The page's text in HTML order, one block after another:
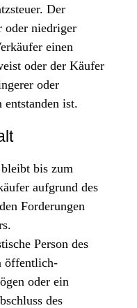
Der
oder niedriger
einen
oder der Käufer
oder
entstanden ist.
bis zum
aufgrund des
Forderungen
Person des
öffentlich-
oder ein
des